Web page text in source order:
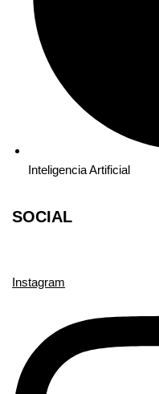
Inteligencia Artificial
SOCIAL
Instagram